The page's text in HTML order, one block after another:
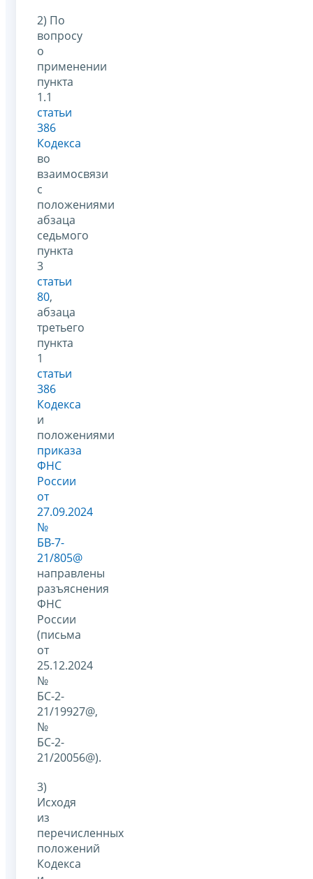
2) По
вопросу
о
применении
пункта
1.1
статьи
386
Кодекса
во
взаимосвязи
с
положениями
абзаца
седьмого
пункта
3
статьи
80,
абзаца
третьего
пункта
1
статьи
386
Кодекса
и
положениями
приказа
ФНС
России
от
27.09.2024
№
БВ-7-
21/805@
направлены
разъяснения
ФНС
России
(письма
от
25.12.2024
№
БС-2-
21/19927@,
№
БС-2-
21/20056@).
3)
Исходя
из
перечисленных
положений
Кодекса